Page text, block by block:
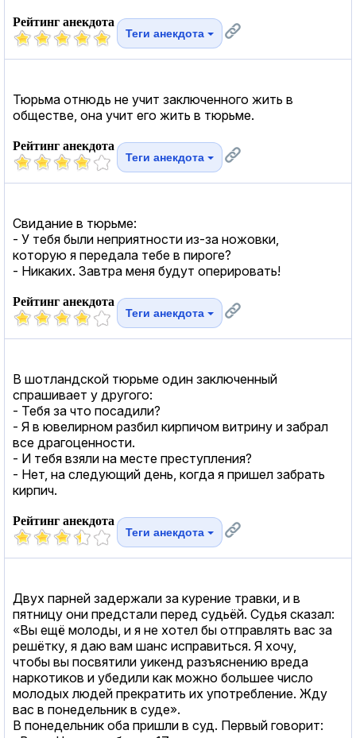
Рейтинг анекдота
Теги анекдота
Тюрьма отнюдь не учит заключенного жить в
обществе, она учит его жить в тюрьме.
Рейтинг анекдота
Теги анекдота
Свидание в тюрьме:
- У тебя были неприятности из-за ножовки,
которую я передала тебе в пироге?
- Никаких. Завтра меня будут оперировать!
Рейтинг анекдота
Теги анекдота
В шотландской тюрьме один заключeнный
спрашивает у другого:
- Тебя за что посадили?
- Я в ювелирном разбил кирпичом витрину и забрал
все драгоценности.
- И тебя взяли на месте преступления?
- Нет, на следующий день, когда я пришeл забрать
кирпич.
Рейтинг анекдота
Теги анекдота
Двух парней задержали за курение травки, и в
пятницу они предстали перед судьёй. Судья сказал:
«Вы ещё молоды, и я не хотел бы отправлять вас за
решётку, я даю вам шанс исправиться. Я хочу,
чтобы вы посвятили уикенд разъяснению вреда
наркотиков и убедили как можно большее число
молодых людей прекратить их употребление. Жду
вас в понедельник в суде».
В понедельник оба пришли в суд. Первый говорит: